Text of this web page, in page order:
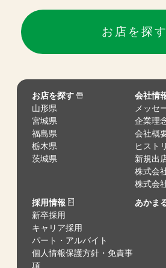
お店を探す
お店を探す
山形県
宮城県
福島県
栃木県
茨城県
会社情
メッセ
企業理
会社概
ヒスト
新規出
株式会
株式会
採用情報
新卒採用
キャリア採用
パート・アルバイト
個人情報保護方針・免責事
項
あかま